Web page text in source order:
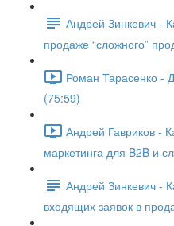
Андрей Зинкевич -
продаже “сложного”
Роман Тарасенко -
(75:59)
Андрей Гавриков -
маркетинга для B2B и
Андрей Зинкевич -
входящих заявок в